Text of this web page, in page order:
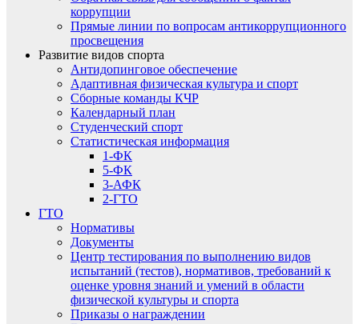
коррупции
Прямые линии по вопросам антикоррупционного
просвещения
Развитие видов спорта
Антидопинговое обеспечение
Адаптивная физическая культура и спорт
Сборные команды КЧР
Календарный план
Студенческий спорт
Статистическая информация
1-ФК
5-ФК
3-АФК
2-ГТО
ГТО
Нормативы
Документы
Центр тестирования по выполнению видов
испытаний (тестов), нормативов, требований к
оценке уровня знаний и умений в области
физической культуры и спорта
Приказы о награждении